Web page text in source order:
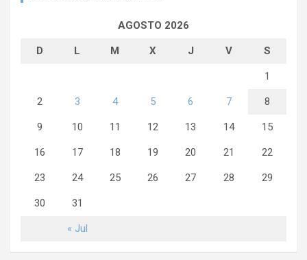
AGOSTO 2026
D L M X J V S
« Jul
1
2 3 4 5 6 7 8
9 10 11 12 13 14 15
16 17 18 19 20 21 22
23 24 25 26 27 28 29
30 31